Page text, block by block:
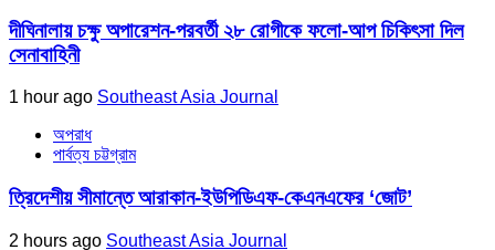
দীঘিনালায় চক্ষু অপারেশন-পরবর্তী ২৮ রোগীকে ফলো-আপ চিকিৎসা দিল
সেনাবাহিনী
1 hour ago Southeast Asia Journal
অপরাধ
পার্বত্য চট্টগ্রাম
ত্রিদেশীয় সীমান্তে আরাকান-ইউপিডিএফ-কেএনএফের ‘জোট’
2 hours ago Southeast Asia Journal